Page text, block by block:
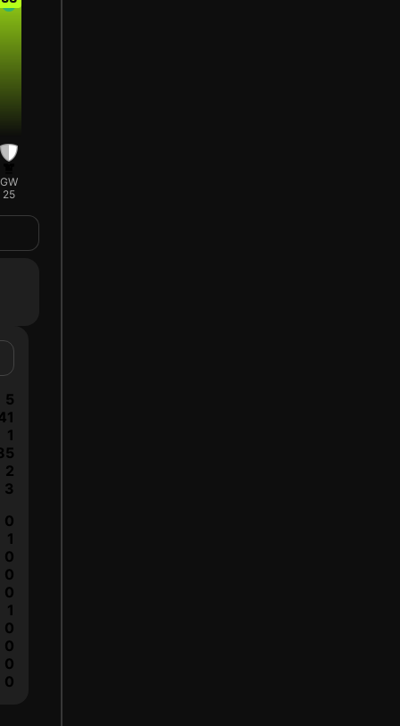
GW
25
5
1
2
3
0
1
0
0
0
1
0
0
0
0